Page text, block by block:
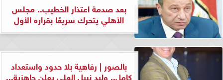
بعد صدمة اعتذار الخطيب.. مجلس
الأهلي يتحرك سريعًا بقراره الأول
بالصور | رفاهية بلا حدود واستعداد
كامل.. وليد نبيل العلي يعلن جاهزية...